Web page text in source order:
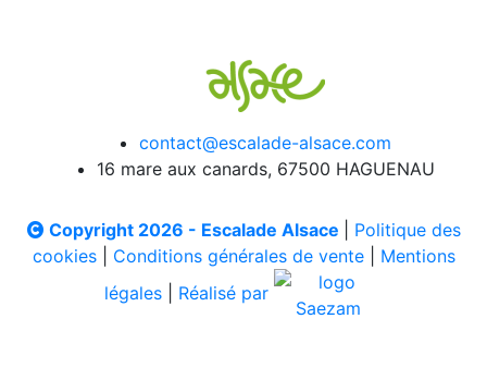
contact@escalade-alsace.com
16 mare aux canards, 67500 HAGUENAU
Copyright 2026 - Escalade Alsace
Politique des
cookies| Conditions générales de vente| Mentions
légales
Réalisé par